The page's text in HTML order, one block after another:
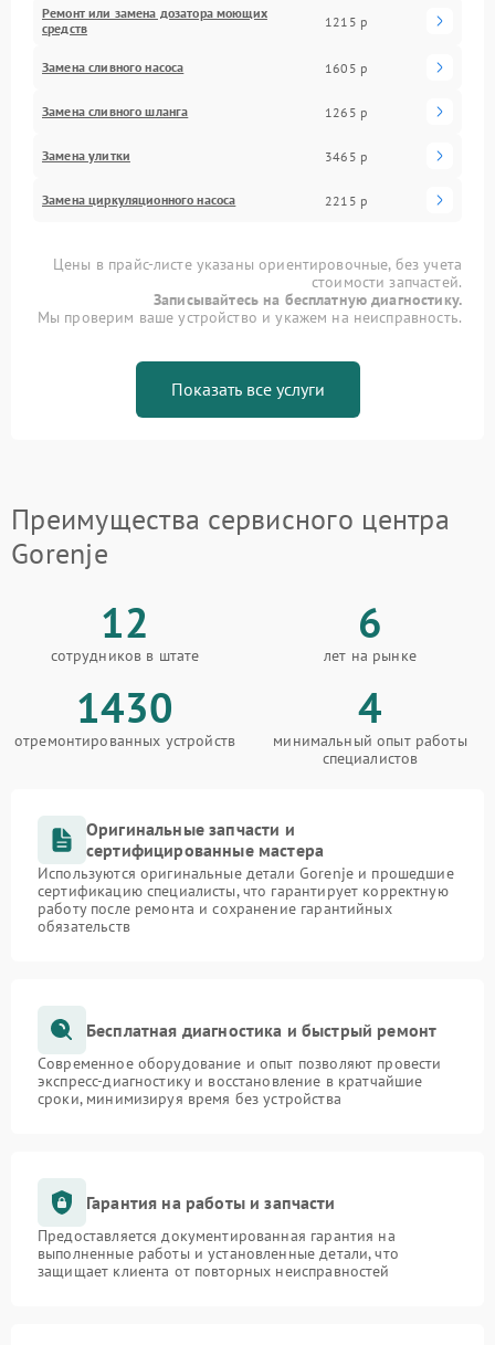
Ремонт или замена дозатора моющих
средств
1215 р
Замена сливного насоса 1605 р
Замена сливного шланга 1265 р
Замена улитки 3465 р
Замена циркуляционного насоса 2215 р
Цены в прайс-листе указаны ориентировочные, без учета
стоимости запчастей.
Записывайтесь на бесплатную диагностику.
Мы проверим ваше устройство и укажем на неисправность.
Показать все услуги
Преимущества сервисного центра
Gorenje
12
сотрудников в штате
6
лет на рынке
1430
отремонтированных устройств
4
минимальный опыт работы
специалистов
Оригинальные запчасти и
сертифицированные мастера
Используются оригинальные детали Gorenje и прошедшие
сертификацию специалисты, что гарантирует корректную
работу после ремонта и сохранение гарантийных
обязательств
Бесплатная диагностика и быстрый ремонт
Современное оборудование и опыт позволяют провести
экспресс-диагностику и восстановление в кратчайшие
сроки, минимизируя время без устройства
Гарантия на работы и запчасти
Предоставляется документированная гарантия на
выполненные работы и установленные детали, что
защищает клиента от повторных неисправностей